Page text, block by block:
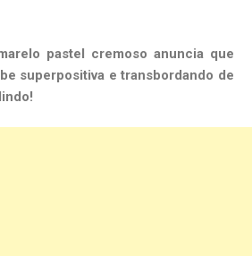
pastel cremoso anuncia que
superpositiva e transbordando de